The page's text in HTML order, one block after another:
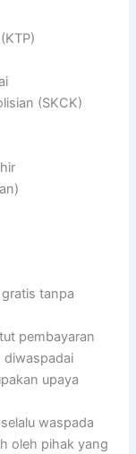
(SKCK)
tanpa
pembayaran
diwaspadai
upaya
waspada
oleh pihak yang